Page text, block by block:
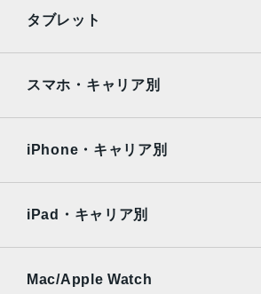
AQUOS
OPPO Android
タブレット
Surface
Xiaomi Tablet
スマホ・キャリア別
Ymobile
UQmobile
iPhone・キャリア別
Ymobile
iPad・キャリア別
Mac/Apple Watch